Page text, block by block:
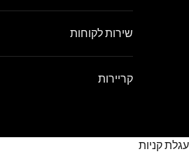
שירות לקוחות
קריירות
עגלת קניות